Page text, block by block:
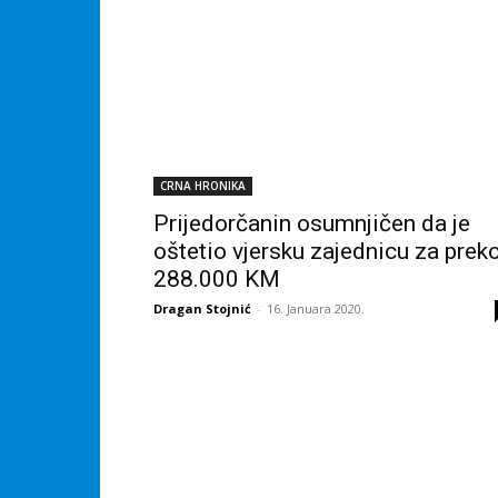
CRNA HRONIKA
Prijedorčanin osumnjičen da je
oštetio vjersku zajednicu za
288.000 KM
Dragan Stojnić - 16. Januara 2020.